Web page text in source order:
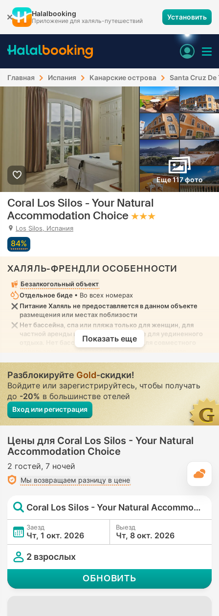
Halalbooking
Приложение для халяль-путешествий Установить
Главная Испания Канарские острова Santa Cruz De
Еще 117 фото
Coral Los Silos - Your Natural
Accommodation Choice
Los Silos, Испания
84%
ХАЛЯЛЬ-ФРЕНДЛИ ОСОБЕННОСТИ
Безалкогольный объект
Отдельное биде • Во всех номерах
Питание Халяль не предоставляется в данном объекте
размещения или местах поблизости
Нет бассейна, спа или пляжа только для женщин, для
частной аренды или на вилле/в номере для уединенного
отдыха. Нет бассейна, спа или пляжа для совместного
использования, где разрешена скромная купальная
Показать еще
Разблокируйте Gold-скидки!
Войдите или зарегистрируйтесь, чтобы получать
до -20% в большинстве отелей
Вход или регистрация
Цены для Coral Los Silos - Your Natural
Accommodation Choice
2 гостей 7 ночей
Мы возвращаем разницу в цене
Coral Los Silos - Your Natural Accommodation Choice
Заезд
Чт, 1 окт. 2026
Выезд
Чт, 8 окт. 2026
2 взрослых
ОБНОВИТЬ